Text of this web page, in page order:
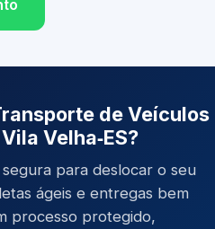
de Veículos
Velha‑ES?
para deslocar o seu
ágeis e entregas bem
processo protegido,